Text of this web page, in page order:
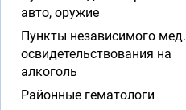
авто, оружие
Пункты независимого мед.
освидетельствования на
алкоголь
Районные гематологи